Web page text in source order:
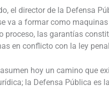
el director de la Defensa
va a formar como
proceso, las garantías
en conflicto con la ley
asumen hoy un camino que
la Defensa Pública es